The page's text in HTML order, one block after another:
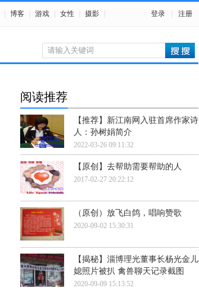
博客 游戏 女性 摄影 登录 注册
阅读推荐
【推荐】新江南网入驻首席作家诗
人：孙树娟简介
2022-03-26 09:11:32
【原创】去帮助需要帮助的人
2017-02-27 20:22:12
（原创）放飞白鸽，唱响赞歌
2020-09-02 15:30:31
【揭秘】淄博理光董事长杨光金儿
媳照片被扒 禽兽聊天记录截图
2020-09-09 15:13:52